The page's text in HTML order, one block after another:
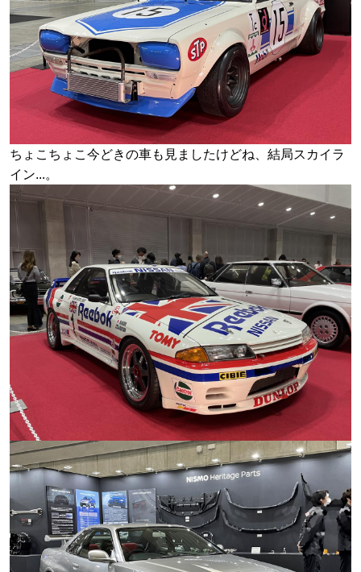
ちょこちょこ今どきの車も見ましたけどね、結局スカイラ
イン...。